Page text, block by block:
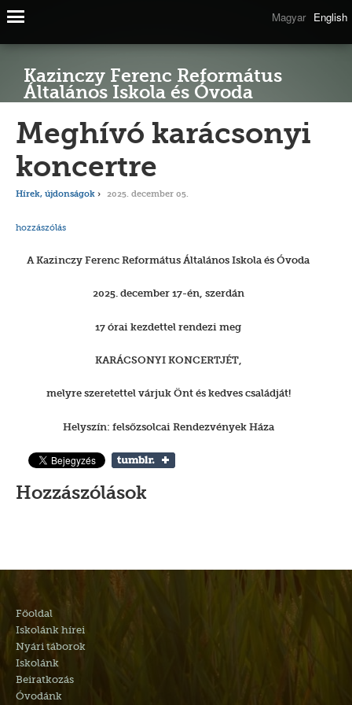
Magyar English
Kazinczy Ferenc Református
Általános Iskola és Óvoda
Meghívó karácsonyi
koncertre
Hírek, újdonságok 2025. december 05.
hozzászólás
A Kazinczy Ferenc Református Általános Iskola és Óvoda
2025. december 17-én, szerdán
17 órai kezdettel rendezi meg
KARÁCSONYI KONCERTJÉT,
melyre szeretettel várjuk Önt és kedves családját!
Helyszín: felsőzsolcai Rendezvények Háza
Hozzászólások
Főoldal
Iskolánk hírei
Nyári táborok
Iskolánk
Beiratkozás
Óvodánk